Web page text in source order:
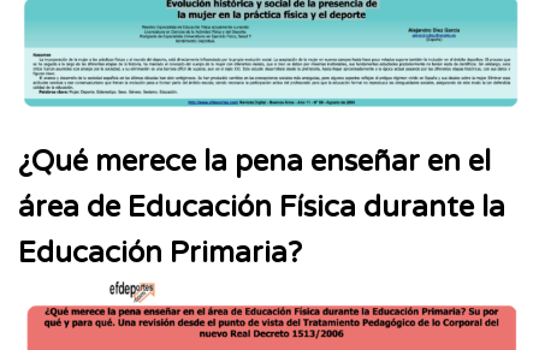
¿Qué merece la pena enseñar en el
área de Educación Física durante la
Educación Primaria?